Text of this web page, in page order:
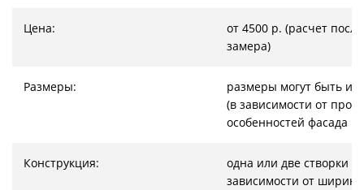
Цена:
от 4500 р. (расчет после
замера)
Размеры:
размеры могут быть
(в зависимости от
особенностей фасада и
Конструкция:
одна или две створки (в
зависимости от